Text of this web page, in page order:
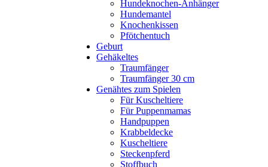
Hundeknochen-Anhänger
Hundemantel
Knochenkissen
Pfötchentuch
Geburt
Gehäkeltes
Traumfänger
Traumfänger 30 cm
Genähtes zum Spielen
Für Kuscheltiere
Für Puppenmamas
Handpuppen
Krabbeldecke
Kuscheltiere
Steckenpferd
Stoffbuch